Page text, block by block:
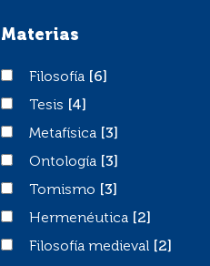
Materias
FilosofíaFilosofía
[6]
TesisTesis
[4]
Metafísica
Metafísica
[3]
Ontología
Ontología
[3]
Tomismo
Tomismo
[3]
Hermenéutica
Hermenéutica
[2]
Filosofía medieval
Filosofía medieval
[2]